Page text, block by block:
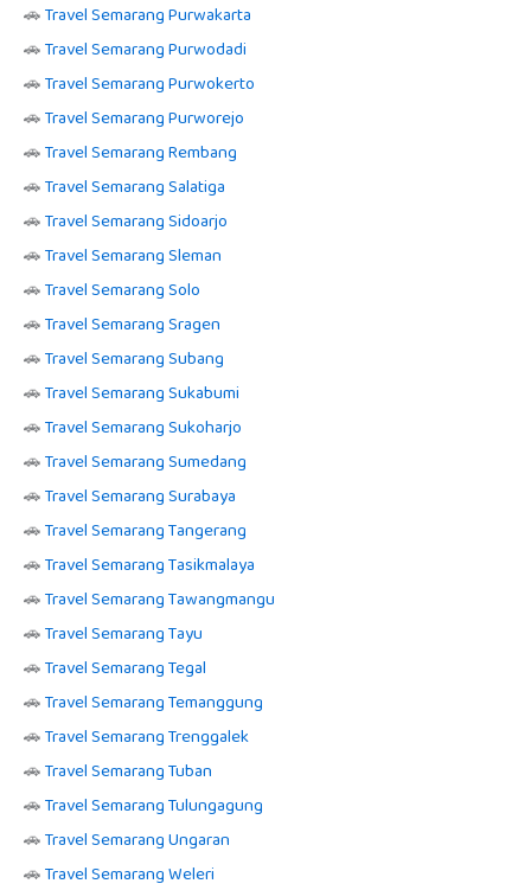
🚗Travel Semarang Purwakarta
🚗Travel Semarang Purwodadi
🚗Travel Semarang Purwokerto
🚗Travel Semarang Purworejo
🚗Travel Semarang Rembang
🚗Travel Semarang Salatiga
🚗Travel Semarang Sidoarjo
🚗Travel Semarang Sleman
🚗Travel Semarang Solo
🚗Travel Semarang Sragen
🚗Travel Semarang Subang
🚗Travel Semarang Sukabumi
🚗Travel Semarang Sukoharjo
🚗Travel Semarang Sumedang
🚗Travel Semarang Surabaya
🚗Travel Semarang Tangerang
🚗Travel Semarang Tasikmalaya
🚗Travel Semarang Tawangmangu
🚗Travel Semarang Tayu
🚗Travel Semarang Tegal
🚗Travel Semarang Temanggung
🚗Travel Semarang Trenggalek
🚗Travel Semarang Tuban
🚗Travel Semarang Tulungagung
🚗Travel Semarang Ungaran
🚗Travel Semarang Weleri